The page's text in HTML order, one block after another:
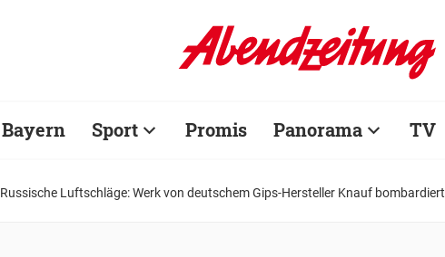
Bayern Sport Promis Panorama TV
Russische Luftschläge: Werk von deutschem Gips-Hersteller Knauf bombardiert